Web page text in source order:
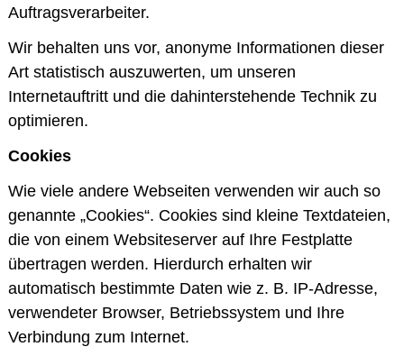
Auftragsverarbeiter.
Wir behalten uns vor, anonyme Informationen dieser
Art statistisch auszuwerten, um unseren
Internetauftritt und die dahinterstehende Technik zu
optimieren.
Cookies
Wie viele andere Webseiten verwenden wir auch so
genannte „Cookies“. Cookies sind kleine Textdateien,
die von einem Websiteserver auf Ihre Festplatte
übertragen werden. Hierdurch erhalten wir
automatisch bestimmte Daten wie z. B. IP-Adresse,
verwendeter Browser, Betriebssystem und Ihre
Verbindung zum Internet.